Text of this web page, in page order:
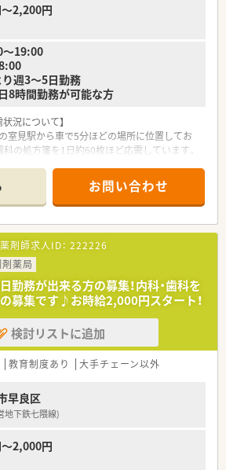
ができる体制を整えています。
の取得率が高く、常時30～40名が育児に専念し
常に高いです。
＞
安心してスキルアップ出来ます。
ンテンツある動画は自宅でも視聴可能なよ
与されています。
負担で受ける事ができ、認定薬剤師資格の
組み>
ん送信アプリ導入で、薬剤師の負担を軽減す
待機時間を短縮しております。
2,200円
19:00
週3～5日勤務
8時間勤務が可能な方
況について】
室見駅から車で5分ほどの場所に位置してお
科の処方箋を1日約60枚ほど応需しています。
クからの処方箋を中心に丁寧に対応していま
包機や電子天秤一体型監査システムを完備し
ぎつつ効率的に業務を行える環境が整っていま
人物像について】
充実を目指した増員募集であり、特に在宅業
り組んでいただける方を急募としてお迎えし
に抵抗がなく、患者様とのコミュニケーション
、柔軟に業務をこなせる方を募集しています。
ランクがある方も歓迎しており、地域に根差
を据えて働きたいという意欲のある方を求め
】
3日から1日8時間勤務などの相談が可能で、ラ
ら2,200円の間で経験を考慮して決定され、
お問い合わせ
薬剤師求人ID： 222226
薬局
勤務が出来る方の募集！内科・歯科を
募集です♪お時給2,000円スタート！
検討リストに追加
教育制度あり 大手チェーン以外
早良区
地下鉄七隈線)
2,000円